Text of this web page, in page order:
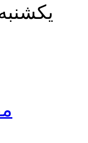
يكشنبه، ۱۸ مرداد